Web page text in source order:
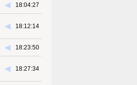
18:04:27
◀︎
18:12:14
◀︎
18:23:50
◀︎
18:27:34
◀︎